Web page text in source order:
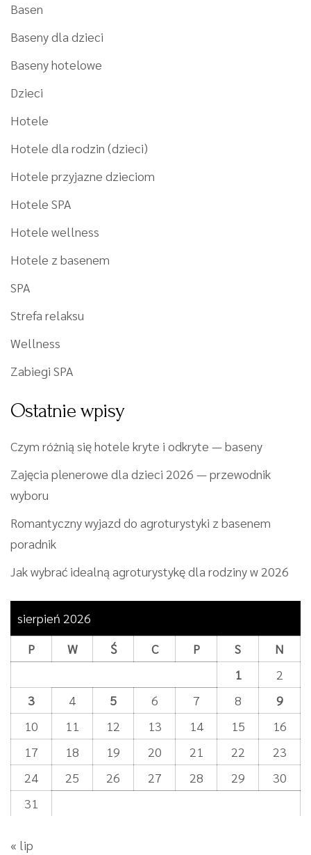
Basen
Baseny dla dzieci
Baseny hotelowe
Dzieci
Hotele
Hotele dla rodzin (dzieci)
Hotele przyjazne dzieciom
Hotele SPA
Hotele wellness
Hotele z basenem
SPA
Strefa relaksu
Wellness
Zabiegi SPA
Ostatnie wpisy
Czym różnią się hotele kryte i odkryte — baseny
Zajęcia plenerowe dla dzieci 2026 — przewodnik
wyboru
Romantyczny wyjazd do agroturystyki z basenem
poradnik
Jak wybrać idealną agroturystykę dla rodziny w 2026
sierpień 2026
P
W Ś C P S
N
1
2
3
4 5 6 7 8
9
10
11 12 13 14 15
16
17
18 19 20 21 22
23
24
25 26 27 28 29
30
31
« lip